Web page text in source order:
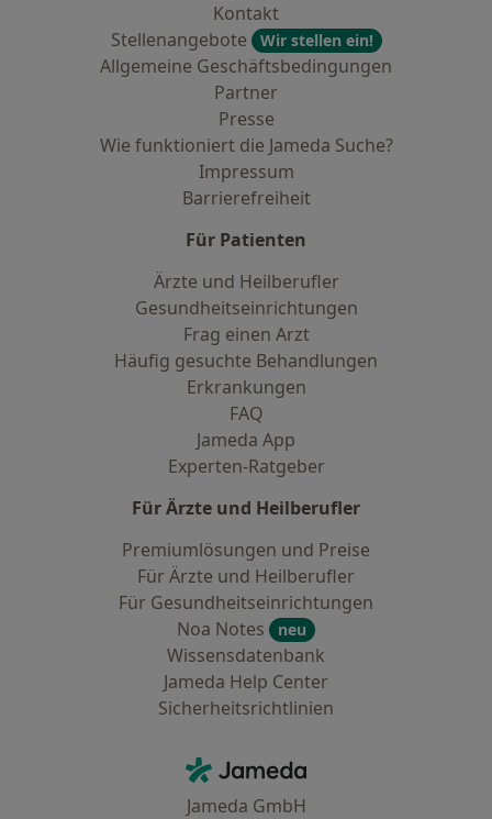
Kontakt
Stellenangebote
Wir stellen ein!
Allgemeine Geschäftsbedingungen
Partner
Presse
Wie funktioniert die Jameda Suche?
Impressum
Barrierefreiheit
Für Patienten
Ärzte und Heilberufler
Gesundheitseinrichtungen
Frag einen Arzt
Häufig gesuchte Behandlungen
Erkrankungen
FAQ
Jameda App
Experten-Ratgeber
Für Ärzte und Heilberufler
Premiumlösungen und Preise
Für Ärzte und Heilberufler
Für Gesundheitseinrichtungen
Noa Notes
neu
Wissensdatenbank
Jameda Help Center
Sicherheitsrichtlinien
Jameda - Startseite
Jameda GmbH